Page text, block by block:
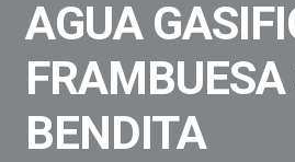
Pago
Contacto
AGUA
BENDITA